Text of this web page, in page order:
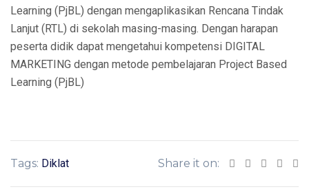
Learning (PjBL) dengan mengaplikasikan Rencana Tindak
Lanjut (RTL) di sekolah masing-masing. Dengan harapan
peserta didik dapat mengetahui kompetensi DIGITAL
MARKETING dengan metode pembelajaran Project Based
Learning (PjBL)
Tags: Diklat Share it on: